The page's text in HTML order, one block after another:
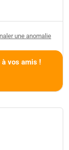
une anomalie
vos amis !